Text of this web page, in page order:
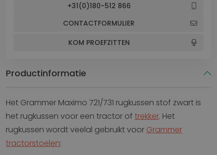
+31(0)180-512 866
CONTACTFORMULIER
KOM PROEFZITTEN
Productinformatie
Het Grammer Maximo 721/731 rugkussen stof zwart is
het rugkussen voor een tractor of trekker. Het
rugkussen wordt veelal gebruikt voor Grammer
tractorstoelen: